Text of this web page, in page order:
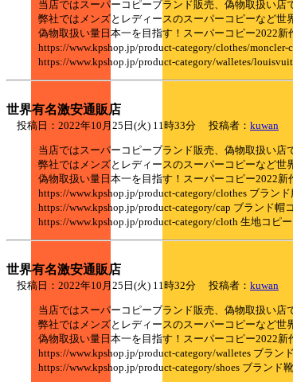
当店ではスーパーコピーブランド販売、偽物取扱い店
弊社ではメンズとレディースのスーパーコピーなど世
偽物取扱い量日本一を目指す！スーパーコピー2022新
https://www.kpshop.jp/product-category/clothes/
https://www.kpshop.jp/product-category/walletes/
世界有名激安通販店
投稿日：2022年10月25日(火) 11時33分 投稿者： kuwan
当店ではスーパーコピーブランド販売、偽物取扱い店
弊社ではメンズとレディースのスーパーコピーなど世
偽物取扱い量日本一を目指す！スーパーコピー2022新
https://www.kpshop.jp/product-category/clothes ブラン
https://www.kpshop.jp/product-category/cap ブランド帽
https://www.kpshop.jp/product-category/cloth 生地コピー
世界有名激安通販店
投稿日：2022年10月25日(火) 11時32分 投稿者： kuwan
当店ではスーパーコピーブランド販売、偽物取扱い店
弊社ではメンズとレディースのスーパーコピーなど世
偽物取扱い量日本一を目指す！スーパーコピー2022新
https://www.kpshop.jp/product-category/walletes ブラン
https://www.kpshop.jp/product-category/shoes ブランド